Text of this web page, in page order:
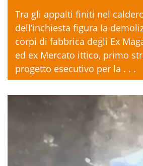
Tra gli appalti finiti nel
dell’inchiesta figura la
corpi di fabbrica degli Ex
ed ex Mercato ittico, primo
progetto esecutivo per la . . .